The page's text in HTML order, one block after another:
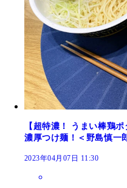
【超特濃！ うまい棒鶏
濃厚つけ麺！＜野島慎一
2023年04月07日 11:30